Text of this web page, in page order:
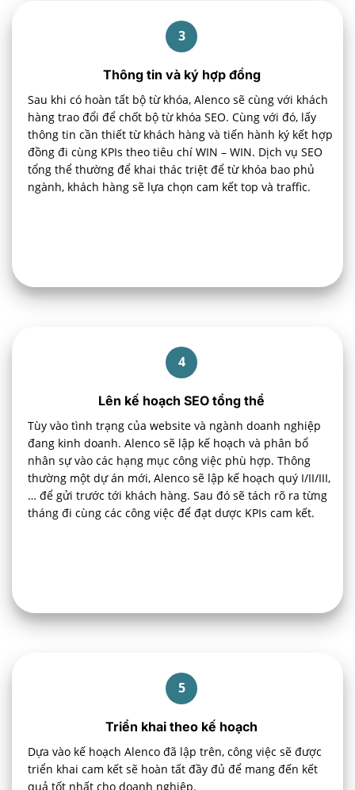
3
Thông tin và ký hợp đồng
Sau khi có hoàn tất bộ từ khóa, Alenco sẽ cùng với khách
hàng trao đổi để chốt bộ từ khóa SEO. Cùng với đó, lấy
thông tin cần thiết từ khách hàng và tiến hành ký kết hợp
đồng đi cùng KPIs theo tiêu chí WIN – WIN. Dịch vụ SEO
tổng thể thường để khai thác triệt để từ khóa bao phủ
ngành, khách hàng sẽ lựa chọn cam kết top và traffic.
4
Lên kế hoạch SEO tổng thể
Tùy vào tình trạng của website và ngành doanh nghiệp
đang kinh doanh. Alenco sẽ lập kế hoạch và phân bổ
nhân sự vào các hạng mục công việc phù hợp. Thông
thường một dự án mới, Alenco sẽ lập kế hoạch quý I/II/III,
… để gửi trước tới khách hàng. Sau đó sẽ tách rõ ra từng
tháng đi cùng các công việc để đạt dược KPIs cam kết.
5
Triển khai theo kế hoạch
Dựa vào kế hoạch Alenco đã lập trên, công việc sẽ được
triển khai cam kết sẽ hoàn tất đầy đủ để mang đến kết
quả tốt nhất cho doanh nghiệp.